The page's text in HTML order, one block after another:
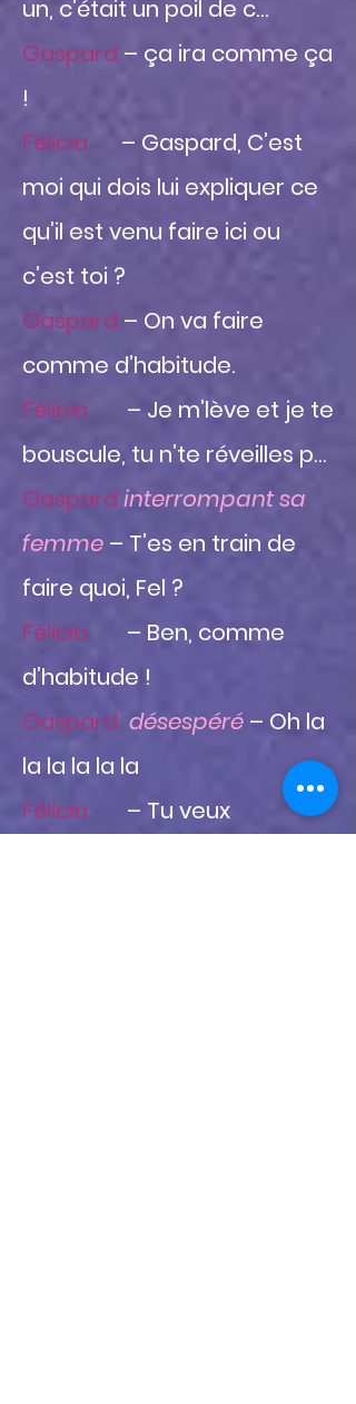
un, c’était un poil de c…
Gaspard – ça ira comme ça
!
Félicia – Gaspard, C’est
moi qui dois lui expliquer ce
qu’il est venu faire ici ou
c’est toi ?
Gaspard – On va faire
comme d’habitude.
Félicia – Je m’lève et je te
bouscule, tu n’te réveilles p…
Gaspard interrompant sa
femme – T’es en train de
faire quoi, Fel ?
Félicia – Ben, comme
d’habitude !
Gaspard désespéré – Oh la
la la la la la
Félicia
– Tu veux